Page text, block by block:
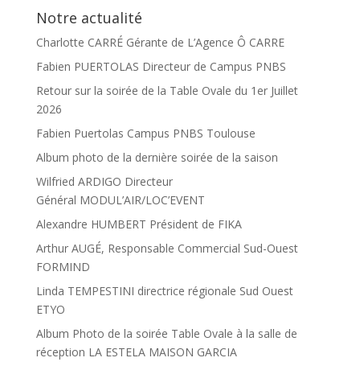
Notre actualité
Charlotte CARRÉ Gérante de L’Agence Ô CARRE
Fabien PUERTOLAS Directeur de Campus PNBS
Retour sur la soirée de la Table Ovale du 1er Juillet
2026
Fabien Puertolas Campus PNBS Toulouse
Album photo de la dernière soirée de la saison
Wilfried ARDIGO Directeur
Général MODUL’AIR/LOC’EVENT
Alexandre HUMBERT Président de FIKA
Arthur AUGÉ, Responsable Commercial Sud-Ouest
FORMIND
Linda TEMPESTINI directrice régionale Sud Ouest
ETYO
Album Photo de la soirée Table Ovale à la salle de
réception LA ESTELA MAISON GARCIA